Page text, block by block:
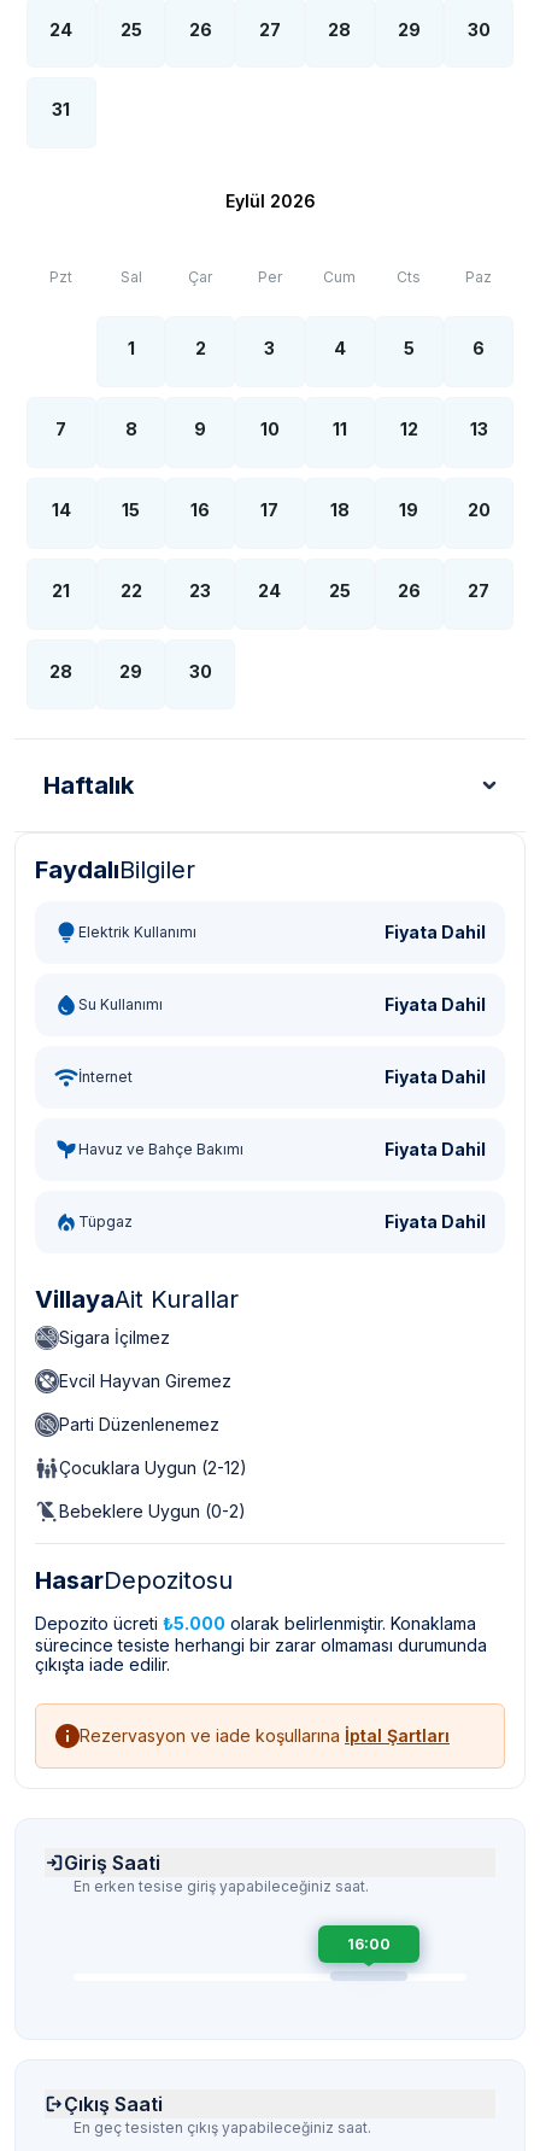
24 25 26 27 28 29 30
31
Eylül 2026
Pzt Sal Çar Per Cum Cts Paz
1 2 3 4 5 6
7 8 9 10 11 12 13
14 15 16 17 18 19 20
21 22 23 24 25 26 27
28 29 30
Haftalık
Türk Lirası - TL
FaydalıBilgiler
Elektrik Kullanımı Fiyata Dahil
Su Kullanımı Fiyata Dahil
İnternet Fiyata Dahil
Havuz ve Bahçe Bakımı Fiyata Dahil
Tüpgaz Fiyata Dahil
VillayaAit Kurallar
Sigara İçilmez
Evcil Hayvan Giremez
Parti Düzenlenemez
Çocuklara Uygun (2-12)
Bebeklere Uygun (0-2)
HasarDepozitosu
Depozito ücreti ₺5.000 olarak belirlenmiştir. Konaklama
sürecince tesiste herhangi bir zarar olmaması durumunda
çıkışta iade edilir.
Rezervasyon ve iade koşullarına İptal Şartları
Giriş Saati
En erken tesise giriş yapabileceğiniz saat.
16:00
Çıkış Saati
En geç tesisten çıkış yapabileceğiniz saat.